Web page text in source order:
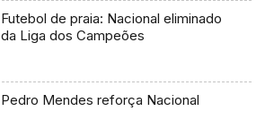
Futebol de praia: Nacional eliminado
da Liga dos Campeões
Pedro Mendes reforça Nacional